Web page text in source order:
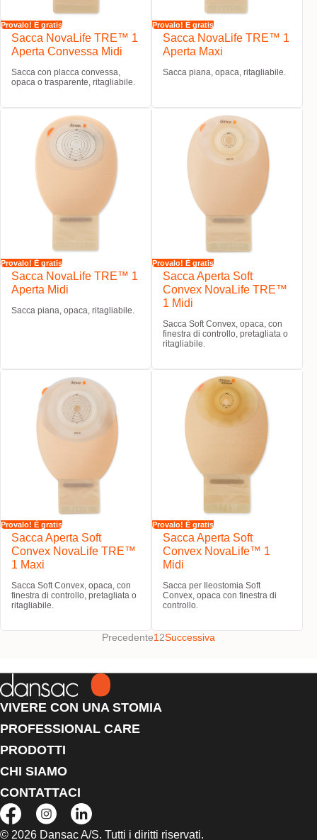
Provalo! È gratis
Sacca NovaLife TRE™ 1
Aperta Convessa Midi
Sacca con placca convessa,
opaca o trasparente, ritagliabile.
Provalo! È gratis
Sacca NovaLife TRE™ 1
Aperta Maxi
Sacca piana, opaca, ritagliabile.
Provalo! È gratis
Sacca NovaLife TRE™ 1
Aperta Midi
Sacca piana, opaca, ritagliabile.
Provalo! È gratis
Sacca Aperta Soft
Convex NovaLife TRE™
1 Midi
Sacca Soft Convex, opaca, con
finestra di controllo, pretagliata o
ritagliabile.
Provalo! È gratis
Sacca Aperta Soft
Convex NovaLife TRE™
1 Maxi
Sacca Soft Convex, opaca, con
finestra di controllo, pretagliata o
ritagliabile.
Provalo! È gratis
Sacca Aperta Soft
Convex NovaLife™ 1
Midi
Sacca per Ileostomia Soft
Convex, opaca con finestra di
controllo.
Precedente1 2Successiva
VIVERE CON UNA STOMIA
PROFESSIONAL CARE
PRODOTTI
CHI SIAMO
CONTATTACI
© 2026 Dansac A/S. Tutti i diritti riservati.